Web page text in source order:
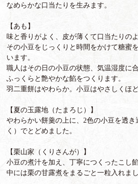
なめらかな口当たりを生みます。
【あも】
味と香りがよく、皮が薄くて口当たりの
その小豆をじっくりと時間をかけて糖蜜
います。
職人はその日の小豆の状態、気温湿度に
ふっくらと艶やかな餡をつくります。
羽二重餅はやわらか。小豆はやさしくほど
【夏の玉露地（たまろじ）】
やわらかい餅羹の上に、2色の小豆を透き
く）でとどめました。
【栗山家（くりさんが）】
小豆の煮汁を加え、丁寧につくったこし
中には栗の甘露煮をまるごと一粒入れまし